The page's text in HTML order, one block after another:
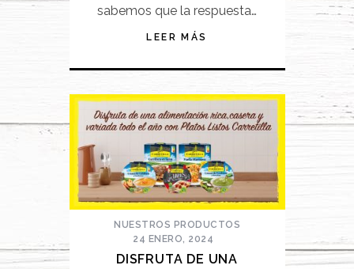
sabemos que la respuesta…
LEER MÁS
NUESTROS PRODUCTOS
24 ENERO, 2024
DISFRUTA DE UNA